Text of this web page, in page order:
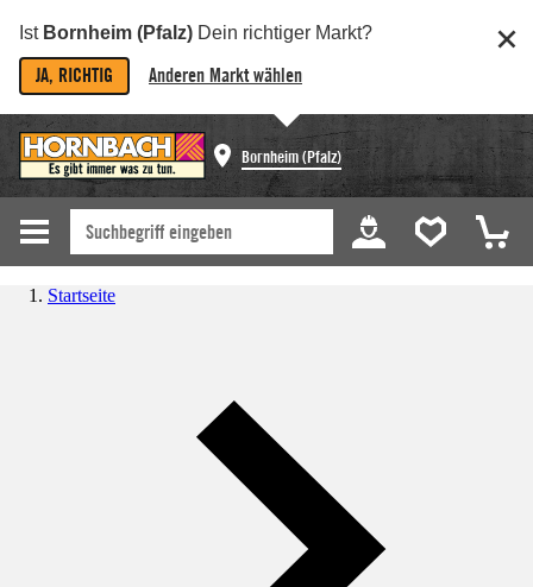
Ist Bornheim (Pfalz) Dein richtiger Markt?
JA, RICHTIG Anderen Markt wählen
Bornheim (Pfalz)
Startseite